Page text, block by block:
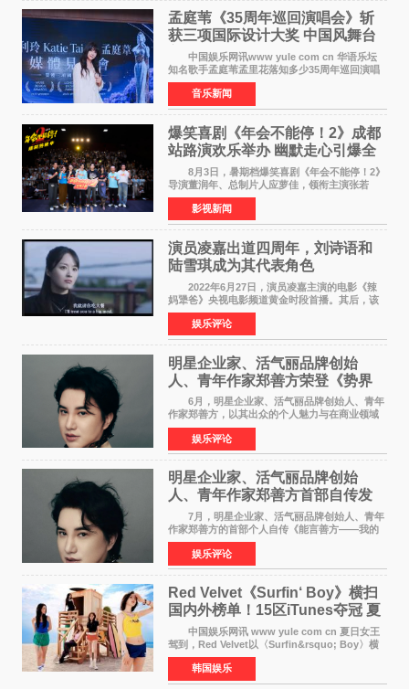
孟庭苇《35周年巡回演唱会》斩
获三项国际设计大奖 中国风舞台
美学获全球认可
中国娱乐网讯www yule com cn 华语乐坛
知名歌手孟庭苇孟里花落知多少35周年巡回演唱
会再传喜讯。该演唱会先后荣获美国MUSE
Creative Awards白金奖（Platinum Winner）、
英国London Design
音乐新闻
爆笑喜剧《年会不能停！2》成都
站路演欢乐举办 幽默走心引爆全
场共鸣
8月3日，暑期档爆笑喜剧《年会不能停！2》
导演董润年、总制片人应萝佳，领衔主演张若
昀、白客，惊喜出演庄达菲，特别主演孙艺洲，
特别出演田雨，友情出演欧阳奋强出席成都路
演，与观众近距离互
影视新闻
演员凌嘉出道四周年，刘诗语和
陆雪琪成为其代表角色
2022年6月27日，演员凌嘉主演的电影《辣
妈犟爸》央视电影频道黄金时段首播。其后，该
电影在央视电影频道多次复播（2022年8月10
日，2022年9月30日，2023年7月17日，2025年7
月14日）。除了多次复
娱乐评论
明星企业家、活气丽品牌创始
人、青年作家郑善方荣登《势界
POWERCIRCLES》6月刊
6月，明星企业家、活气丽品牌创始人、青年
作家郑善方，以其出众的个人魅力与在商业领域
的卓越建树，成功登上《势界
POWERCIRCLES》，展现了他在时尚与商业领
域的双重影响力。 明星企业家、青
娱乐评论
明星企业家、活气丽品牌创始
人、青年作家郑善方首部自传发
布， 书写跨界创业者的成长答卷
7月，明星企业家、活气丽品牌创始人、青年
作家郑善方的首部个人自传《能言善方——我的
跨界人生》正式发行。这本书以他的人生轨迹为
脉络，首次完整公开了从逐梦少年到横跨美业、
公益等多领域的
娱乐评论
Red Velvet《Surfin‘ Boy》横扫
国内外榜单！15区iTunes夺冠 夏
日女王强势回归
中国娱乐网讯 www yule com cn 夏日女王
驾到，Red Velvet以〈Surfin&rsquo; Boy〉横
扫国内外榜单，获得音乐粉丝的热烈反响。
Red Velvet于3日发行了夏日迷你专辑《Velvet
Summer》，
韩国娱乐